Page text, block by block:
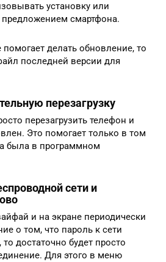
установку или
предложением смартфона.
делать обновление, то
последней версии для
перезагрузку
перезагрузить телефон и
Это помогает только в том
была в программном
сети и
и на экране периодически
о том, что пароль к сети
достаточно будет просто
Для этого в меню